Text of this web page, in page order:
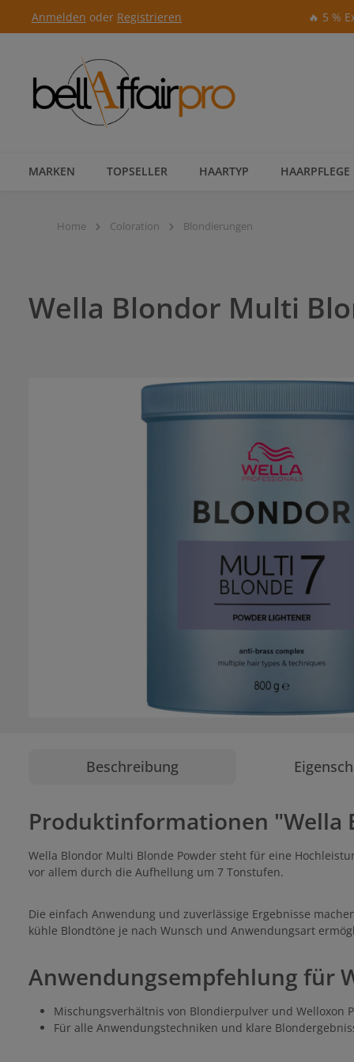
Hauptnavigation springen
Anmelden oder Registrieren 🔥 5 %
MARKEN TOPSELLER HAARTYP HAARPFLEGE
Home Coloration Blondierungen
Wella Blondor Multi
Bildergalerie überspringen
Beschreibung
Produktinformationen "Wella
Wella Blondor Multi Blonde Powder steht für eine
vor allem durch die Aufhellung um 7 Tonstufen.
Die einfach Anwendung und zuverlässige Ergebnisse
kühle Blondtöne je nach Wunsch und Anwendungsart
Anwendungsempfehlung für
Mischungsverhältnis von Blondierpulver und Welloxon
Für alle Anwendungstechniken und klare